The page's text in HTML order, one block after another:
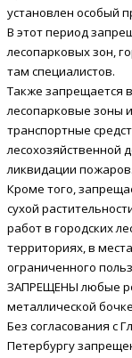
установлен особый
В этот период
лесопарковых зон,
там специалистов.
Также запрещается
лесопарковые зоны
транспортные
лесохозяйственной
ликвидации пожаров.
Кроме того,
сухой
работ в городских
территориях, в
ограниченного
ЗАПРЕЩЕНЫ любые
металлической
Без согласования с
Петербургу